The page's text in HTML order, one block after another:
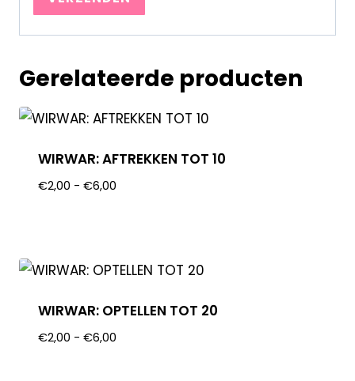
Gerelateerde producten
WIRWAR: AFTREKKEN TOT 10
€2,00 - €6,00
WIRWAR: OPTELLEN TOT 20
€2,00 - €6,00